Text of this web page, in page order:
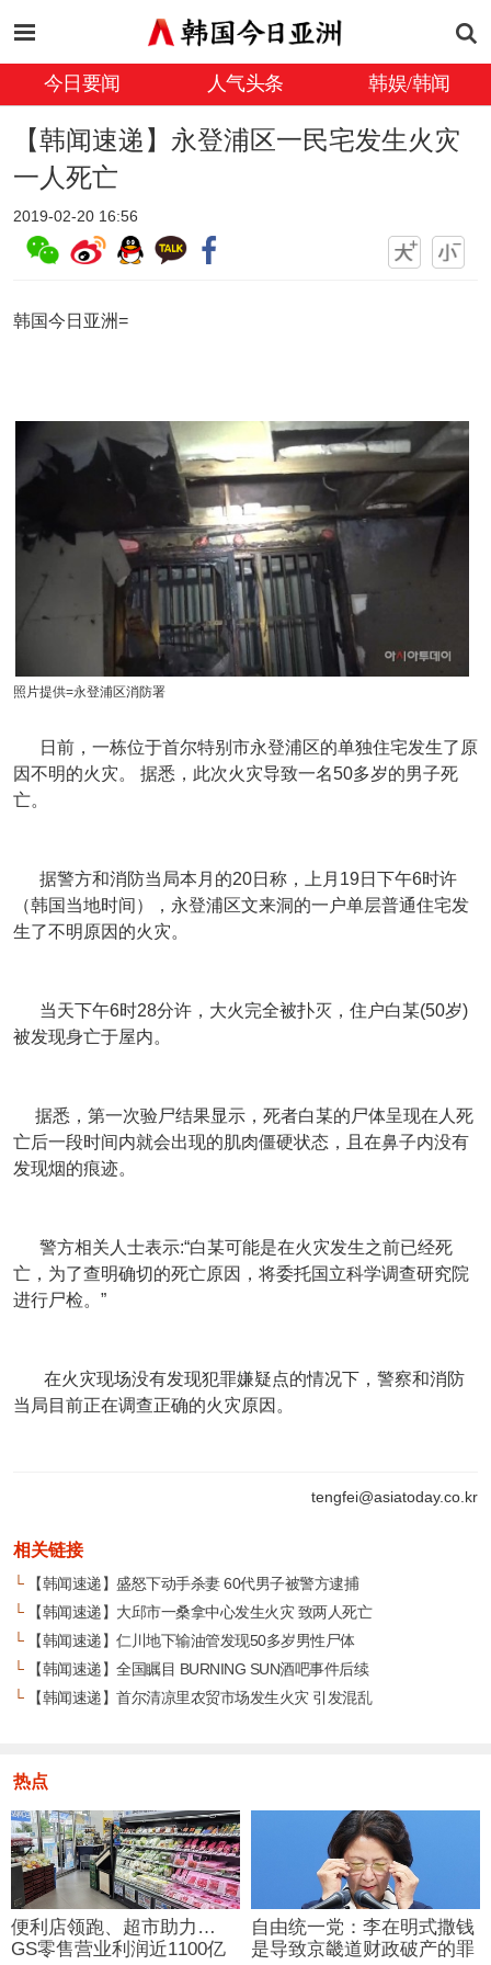
今日要闻 人气头条 韩娱/韩闻
【韩闻速递】永登浦区一民宅发生火灾
一人死亡
2019-02-20 16:56
韩国今日亚洲=
照片提供=永登浦区消防署
日前，一栋位于首尔特别市永登浦区的单独住宅发生了原
因不明的火灾。 据悉，此次火灾导致一名50多岁的男子死
亡。
据警方和消防当局本月的20日称，上月19日下午6时许
（韩国当地时间），永登浦区文来洞的一户单层普通住宅发
生了不明原因的火灾。
当天下午6时28分许，大火完全被扑灭，住户白某(50岁)
被发现身亡于屋内。
据悉，第一次验尸结果显示，死者白某的尸体呈现在人死
亡后一段时间内就会出现的肌肉僵硬状态，且在鼻子内没有
发现烟的痕迹。
警方相关人士表示:“白某可能是在火灾发生之前已经死
亡，为了查明确切的死亡原因，将委托国立科学调查研究院
进行尸检。”
在火灾现场没有发现犯罪嫌疑点的情况下，警察和消防
当局目前正在调查正确的火灾原因。
tengfei@asiatoday.co.kr
相关链接
└【韩闻速递】盛怒下动手杀妻 60代男子被警方逮捕
└【韩闻速递】大邱市一桑拿中心发生火灾 致两人死亡
└【韩闻速递】仁川地下输油管发现50多岁男性尸体
└【韩闻速递】全国瞩目 BURNING SUN酒吧事件后续
└【韩闻速递】首尔清凉里农贸市场发生火灾 引发混乱
热点
便利店领跑、超市助力…
GS零售营业利润近1100亿
自由统一党：李在明式撒钱
是导致京畿道财政破产的罪